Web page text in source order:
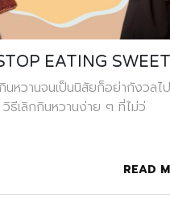
EATING
นหวานจนเป็นนิสัยก็อย่ากังวลไ
เลิกกินหวานง่าย ๆ ที่ไม่ว่
READ